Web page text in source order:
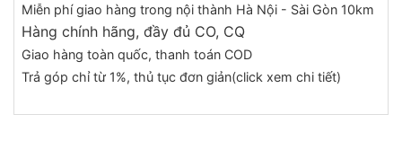
Miễn phí giao hàng trong nội thành Hà Nội - Sài Gòn 10km
Hàng chính hãng, đầy đủ CO, CQ
Giao hàng toàn quốc, thanh toán COD
Trả góp chỉ từ 1%, thủ tục đơn giản(click xem chi tiết)